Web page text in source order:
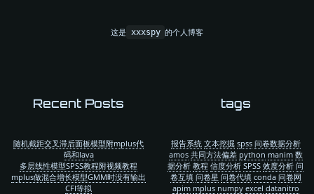
这是 xxxspy 的个人博客
Recent Posts
随机截距交叉滞后面板模型附mplus代
码和lava
多层线性模型SPSS教程附视频教程
mplus做混合增长模型GMM时没有输出
CFI等拟
tags
报告系统 文本挖掘 spss 问卷数据分析
amos 共同方法偏差 python manim 数
据分析 教程 信度分析 SPSS 效度分析 问
卷互填 问卷星 问卷代填 conda 问卷网
apim mplus numpy excel datanitro